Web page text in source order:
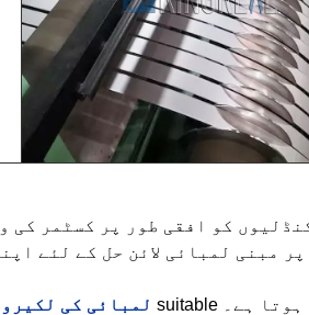
کو افقی طور پر کسٹمر کی
مبنی لمبائی لائن حل کے لئے
لمبائی کی